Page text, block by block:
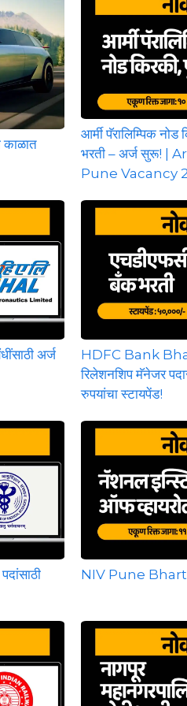
आर्मी पॅरालिम्पिक
भरती – अर्ज सुरू! |
Pune Vacancy
अर्ज
HDFC Bank
रिलेशनशिप मॅनेजर
रुपयांचा स्टायपेंड!
NIV Pune Bharti